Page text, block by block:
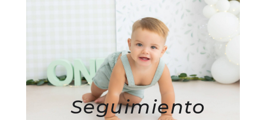
Seguimiento